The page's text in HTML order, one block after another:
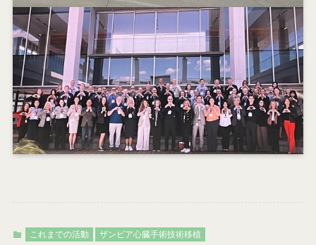
これまでの活動 ザンビア心臓手術技術移植